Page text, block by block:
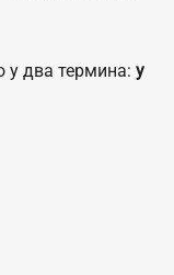
у два термина: у